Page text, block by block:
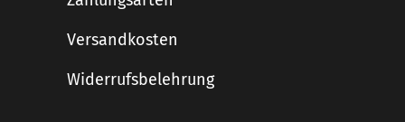
Versandkosten
Widerrufsbelehrung